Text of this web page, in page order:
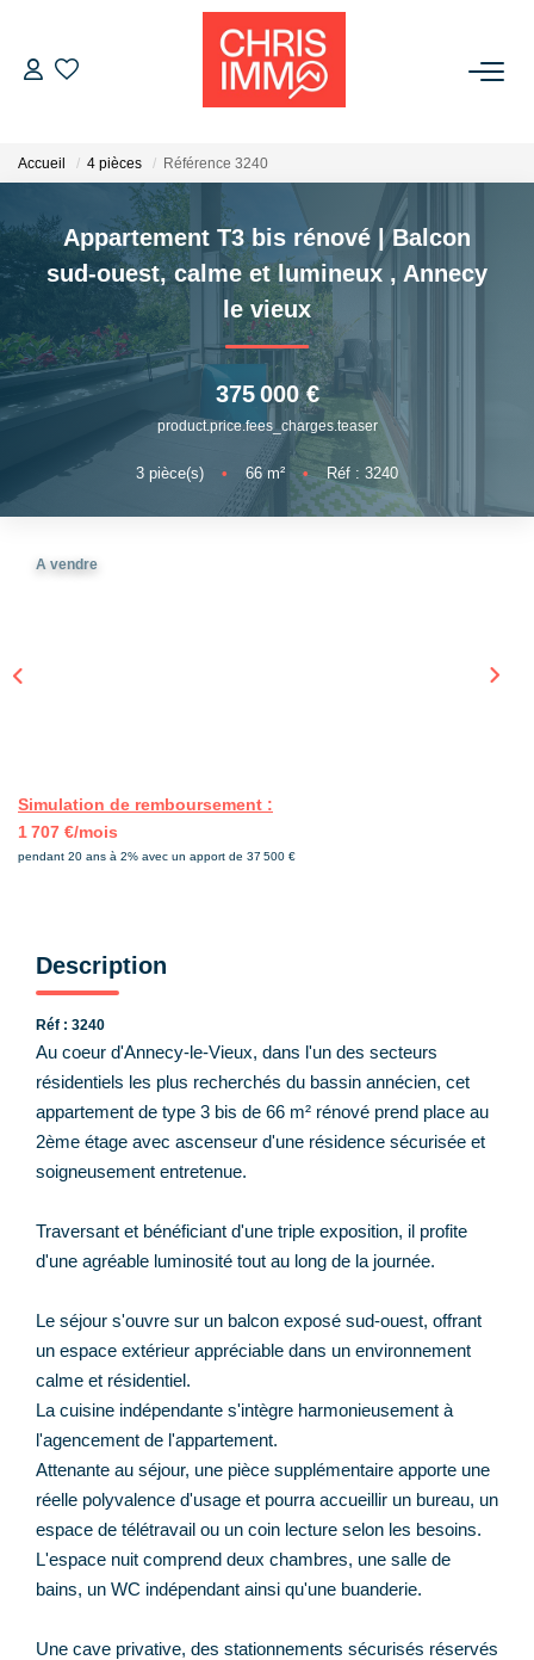
ESTIMER
VENDRE
BIENS VENDUS
L'AGENCE
Présentation De L'agence
L'équipe
Accueil 4 pièces Référence 3240
Appartement T3 bis rénové | Balcon
sud-ouest, calme et lumineux , Annecy
le vieux
375 000 €
product.price.fees_charges.teaser
3 pièce(s) • 66m² • Réf : 3240
A vendre
Simulation de remboursement :
1 707 €/mois
pendant 20 ans à 2% avec un apport de 37 500 €
Description
Réf : 3240
Au coeur d'Annecy-le-Vieux, dans l'un des secteurs
résidentiels les plus recherchés du bassin annécien, cet
appartement de type 3 bis de 66 m² rénové prend place au
2ème étage avec ascenseur d'une résidence sécurisée et
soigneusement entretenue.
Traversant et bénéficiant d'une triple exposition, il profite
d'une agréable luminosité tout au long de la journée.
Le séjour s'ouvre sur un balcon exposé sud-ouest, offrant
un espace extérieur appréciable dans un environnement
calme et résidentiel.
La cuisine indépendante s'intègre harmonieusement à
l'agencement de l'appartement.
Attenante au séjour, une pièce supplémentaire apporte une
réelle polyvalence d'usage et pourra accueillir un bureau, un
espace de télétravail ou un coin lecture selon les besoins.
L'espace nuit comprend deux chambres, une salle de
bains, un WC indépendant ainsi qu'une buanderie.
Une cave privative, des stationnements sécurisés réservés